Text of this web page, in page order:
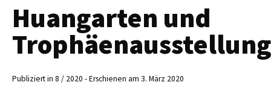
Huangarten und
Trophäenausstellung
Publiziert in 8 / 2020 - Erschienen am 3. März 2020